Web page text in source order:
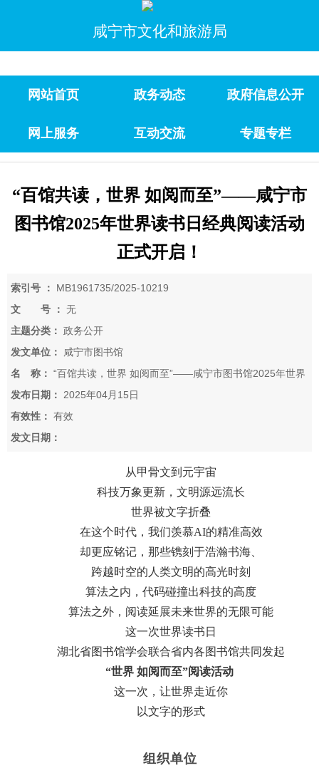
咸宁市文化和旅游局
网站首页 政务动态 政府信息公开
网上服务 互动交流 专题专栏
“百馆共读，世界 如阅而至”——咸宁市
图书馆2025年世界读书日经典阅读活动
正式开启！
索引号 ：
MB1961735/2025-10219
文 号 ： 无
主题分类： 政务公开
发文单位：
咸宁市图书馆
名 称： “百馆共读，世界 如阅而至”——咸宁市图书馆2025年世界
读书日经典阅读活动正式开启！
发布日期：
2025年04月15日
有效性： 有效
发文日期：
从甲骨文到元宇宙
科技万象更新，文明源远流长
世界被文字折叠
在这个时代，我们羡慕AI的精准高效
却更应铭记，那些镌刻于浩瀚书海、
跨越时空的人类文明的高光时刻
算法之内，代码碰撞出科技的高度
算法之外，阅读延展未来世界的无限可能
这一次世界读书日
湖北省图书馆学会联合省内各图书馆共同发起
“世界 如阅而至”阅读活动
这一次，让世界走近你
以文字的形式
组织单位